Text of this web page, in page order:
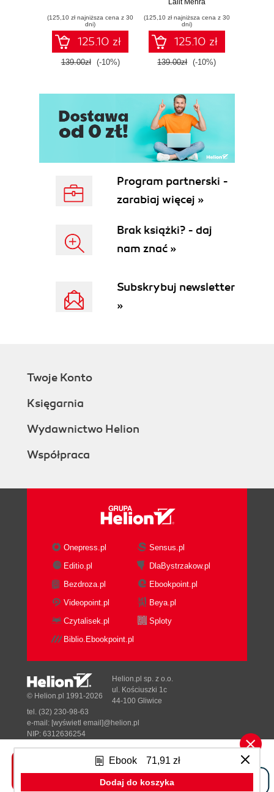
(125,10 zł najniższa cena z 30
dni)
125.10 zł
139.00zł (-10%)
(125,10 zł najniższa cena z 30
dni)
125.10 zł
139.00zł (-10%)
Ebook 71,91 zł
Dodaj do koszyka
Program partnerski -
zarabiaj więcej »
Brak książki? - daj
nam znać »
Subskrybuj newsletter
»
Twoje Konto
Księgarnia
Wydawnictwo Helion
Współpraca
Onepress.pl
Sensus.pl
Editio.pl
DlaBystrzakow.pl
Bezdroza.pl
Ebookpoint.pl
Videopoint.pl
Beya.pl
Czytalisek.pl
Sploty
Biblio.Ebookpoint.pl
Tonik.pl
© Helion.pl 1991-2026
Helion.pl sp. z o.o.
ul. Kościuszki 1c
44-100 Gliwice
tel. (32) 230-98-63
e-mail: [wyświetl email]@helion.pl
NIP: 6312636254